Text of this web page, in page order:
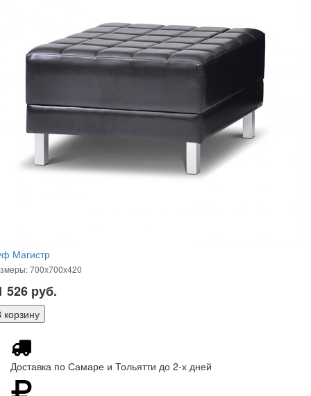
Магистр
700х700х420
526 руб.
Доставка по Самаре и Тольятти до 2-х дней